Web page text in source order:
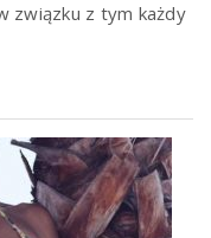
związku z tym każdy